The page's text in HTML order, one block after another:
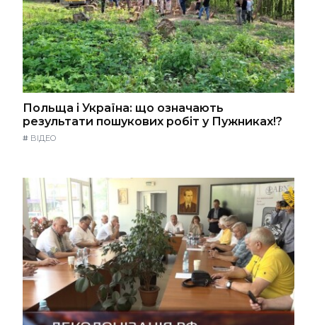
Польща і Україна: що означають
результати пошукових робіт у Пужниках!?
# ВІДЕО